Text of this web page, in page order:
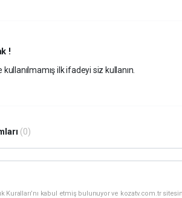
!
ilk ifadeyi siz kullanın.
(0)
Kuralları’nı kabul etmiş bulunuyor ve kozatv.com.tr